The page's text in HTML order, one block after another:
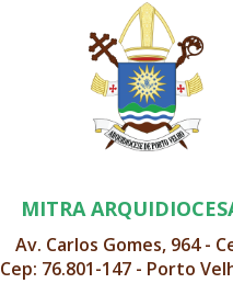
MITRA
Av. Carlos Gomes, 964 -
Cep: 76.801-147 - Porto